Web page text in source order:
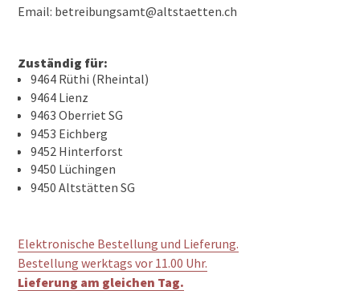
Email: betreibungsamt@altstaetten.ch
Zuständig für:
9464 Rüthi (Rheintal)
9464 Lienz
9463 Oberriet SG
9453 Eichberg
9452 Hinterforst
9450 Lüchingen
9450 Altstätten SG
Elektronische Bestellung und Lieferung.
Bestellung werktags vor 11.00 Uhr.
Lieferung am gleichen Tag.